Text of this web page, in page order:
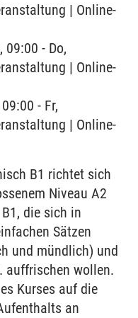
| Online-
09:00 - Do,
| Online-
- Fr,
| Online-
B1 richtet sich
Niveau A2
die sich in
Sätzen
und mündlich) und
auffrischen wollen.
Kurses auf die
an